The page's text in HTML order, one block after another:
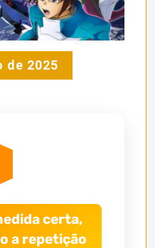
de 2025
certa,
a repetição